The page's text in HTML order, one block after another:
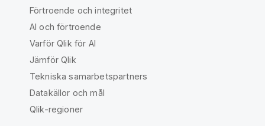
Förtroende och integritet
AI och förtroende
Varför Qlik för AI
Jämför Qlik
Tekniska samarbetspartners
Datakällor och mål
Qlik-regioner